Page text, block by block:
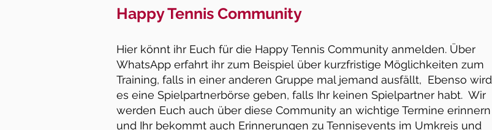
Happy Tennis Community
Hier könnt ihr Euch für die Happy Tennis Community anmelden. Über
WhatsApp erfahrt ihr zum Beispiel über kurzfristige Möglichkeiten zum
Training, falls in einer anderen Gruppe mal jemand ausfällt, Ebenso wird
es eine Spielpartnerbörse geben, falls Ihr keinen Spielpartner habt. Wir
werden Euch auch über diese Community an wichtige Termine erinnern
und Ihr bekommt auch Erinnerungen zu Tennisevents im Umkreis und